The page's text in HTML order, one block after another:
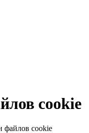
cookie
файлов cookie